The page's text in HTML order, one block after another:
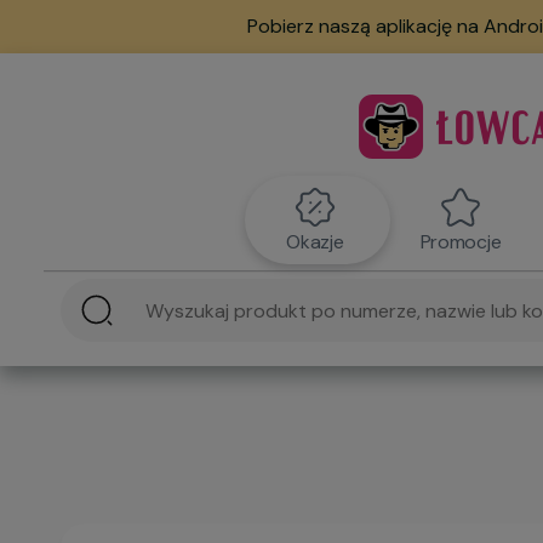
Pobierz naszą aplikację na
Okazje Promocje